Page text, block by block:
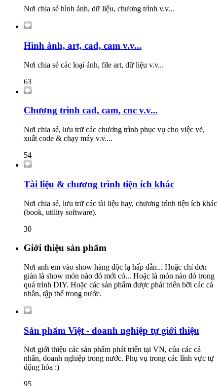
Nơi chia sẻ hình ảnh, dữ liệu, chương trình v.v...
Hình ảnh, art, cad, cam v.v...
Nơi chia sẻ các loại ảnh, file art, dữ liệu v.v...
63
Chương trình cad, cam, cnc v.v...
Nơi chia sẻ, lưu trữ các chương trình phục vụ cho việc vẽ,
xuất code & chạy máy v.v....
54
Tài liệu & chương trình tiện ích khác
Nơi chia sẻ, lưu trữ các tài liệu hay, chương trình tiện ích khác
(book, utility software).
30
Giới thiệu sản phẩm
Nơi anh em vào show hàng độc lạ hấp dẫn... Hoặc chỉ đơn
giản là show món nào đó mới có... Hoặc là món nào đó trong
quá trình DIY. Hoặc các sản phẩm được phát triển bỡi các cá
nhân, tập thể trong nước.
Sản phẩm Việt - doanh nghiệp tự giới thiệu
Nơi giới thiệu các sản phẩm phát triển tại VN, của các cá
nhân, doanh nghiệp trong nước. Phụ vụ trong các lĩnh vực tự
động hóa :)
95